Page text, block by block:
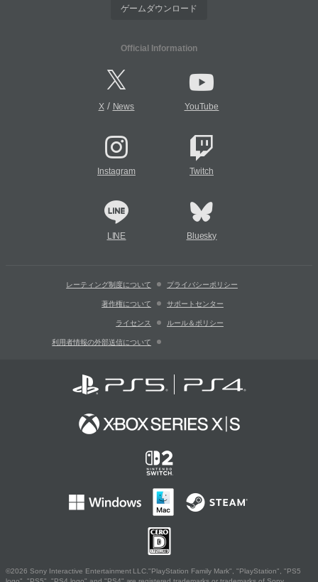
ゲームダウンロード
Official Information
X/ News YouTube
Instagram Twitch
LINE Bluesky
レーティング制度について プライバシーポリシー
著作権について サポートセンター
ライセンス ルール＆ポリシー
利用者情報の外部送信について
©2026 Sony Interactive Entertainment LLC."PlayStation Family Mark", "PlayStation", "PS5